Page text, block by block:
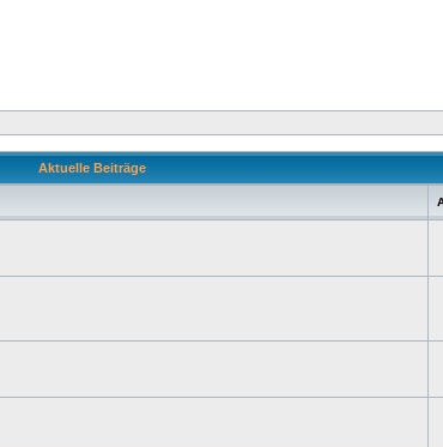
Aktuelle Beiträge